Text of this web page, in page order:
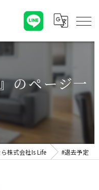
のページ一
株式会社Is Life #退去予定